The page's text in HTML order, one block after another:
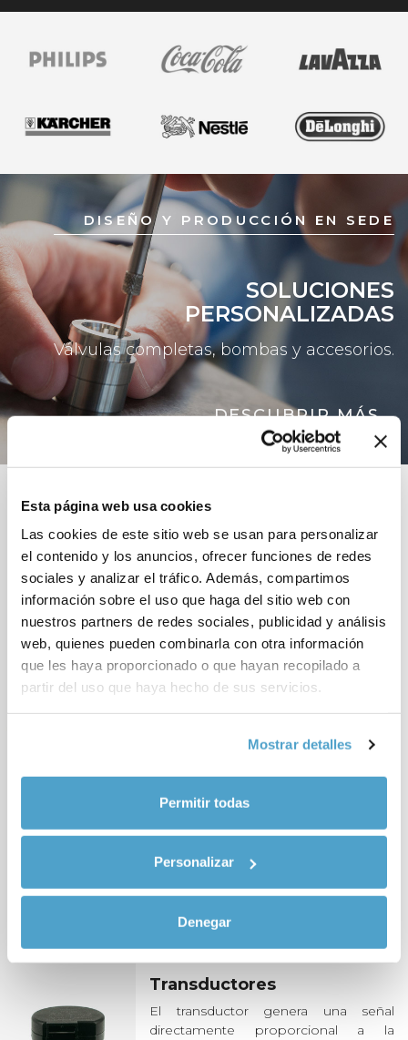
Esta página web usa cookies
Las cookies de este sitio web se usan para personalizar
el contenido y los anuncios, ofrecer funciones de redes
sociales y analizar el tráfico. Además, compartimos
información sobre el uso que haga del sitio web con
nuestros partners de redes sociales, publicidad y análisis
web, quienes pueden combinarla con otra información
que les haya proporcionado o que hayan recopilado a
partir del uso que haya hecho de sus servicios.
Mostrar detalles
Permitir todas
Personalizar
Denegar
DISEÑO Y PRODUCCIÓN EN SEDE
SOLUCIONES
PERSONALIZADAS
Válvulas completas, bombas y accesorios.
DESCUBRIR MÁS
Bombas de vibración
Las bombas volumétricas de
vibración son adecuadas para el uso
electrodoméstico y se emplean con
agua y fluidos de alta viscosidad.
Bombas periféricas
Bombas periféricas aptas para el uso
en unidades perféricas para
enfriamiento y recirculación y también
para uso con aguas limpias y líquidos
como agua, vapor, aire, refrigerantes,
aceites y otros más. La gama incluye
válvulas que pueden realizarse en
varios materiales.
Transductores
El transductor genera una señal
directamente proporcional a la